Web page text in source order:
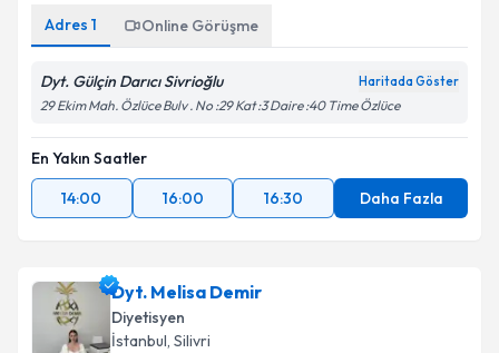
Adres 1 Online Görüşme
Dyt. Gülçin Darıcı Sivrioğlu Haritada Göster
29 Ekim Mah. Özlüce Bulv . No :29 Kat :3 Daire :40 Time Özlüce
En Yakın Saatler
14:00
16:00 16:30 Daha Fazla
Dyt. Melisa Demir
Diyetisyen
İstanbul, Silivri